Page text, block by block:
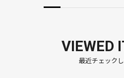
VIEWED
最近チェック